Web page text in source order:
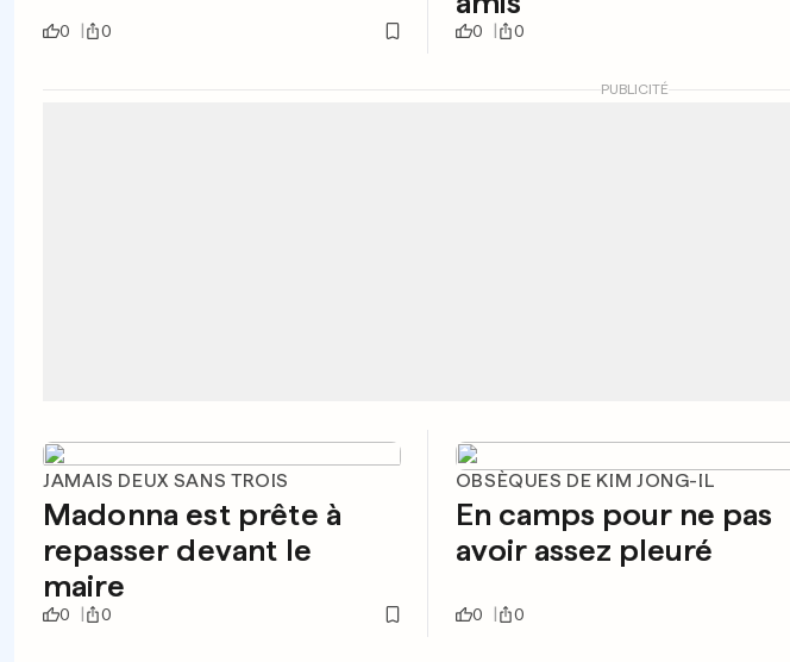
0 0 0 0
PUBLICITÉ
JAMAIS DEUX SANS TROIS
Madonna est prête à
repasser devant le
maire
0 0
OBSÈQUES DE KIM JONG-IL
En camps pour ne pas
avoir assez pleuré
0 0